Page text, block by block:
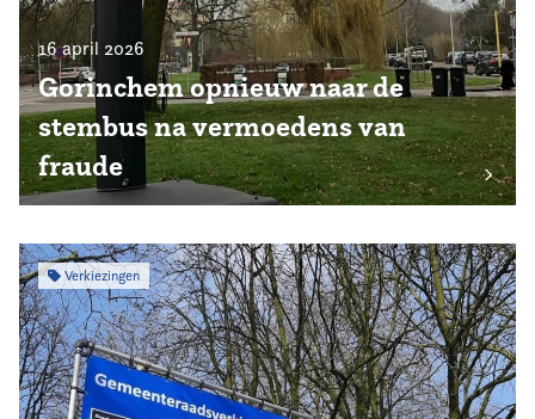
16 april 2026
Gorinchem opnieuw naar de
stembus na vermoedens van
fraude
Verkiezingen